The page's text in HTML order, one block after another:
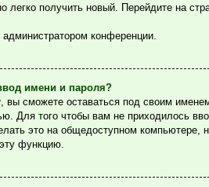
легко получить новый. Перейдите на
конференции.
имени и пароля?
, вы сможете оставаться под своим
Для того чтобы вам не приходилось
это на общедоступном компьютере,
функцию.